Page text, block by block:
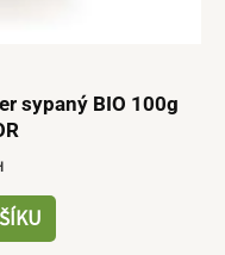
sypaný BIO 100g